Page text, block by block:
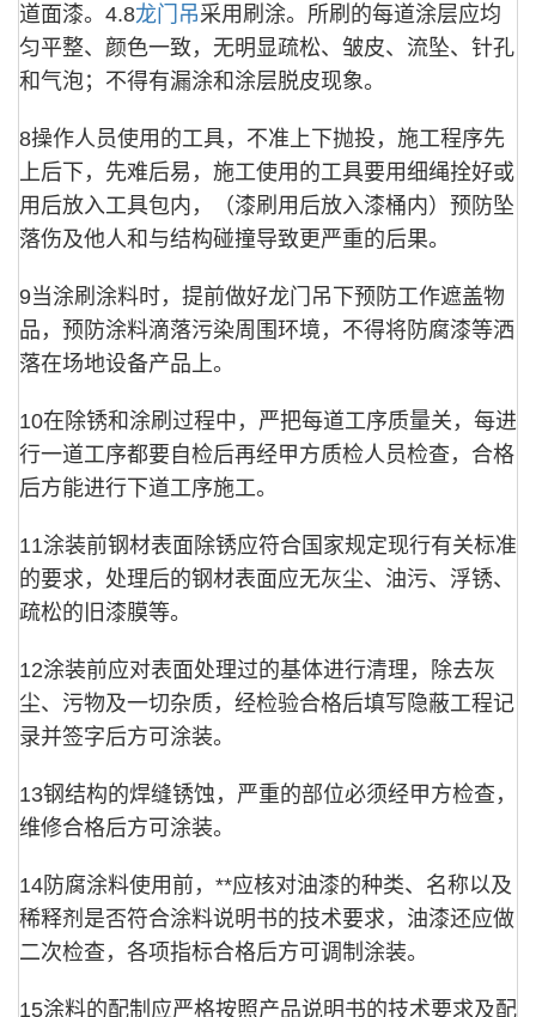
道面漆。4.8龙门吊采用刷涂。所刷的每道涂层应均
匀平整、颜色一致，无明显疏松、皱皮、流坠、针孔
和气泡；不得有漏涂和涂层脱皮现象。
8操作人员使用的工具，不准上下抛投，施工程序先
上后下，先难后易，施工使用的工具要用细绳拴好或
用后放入工具包内，（漆刷用后放入漆桶内）预防坠
落伤及他人和与结构碰撞导致更严重的后果。
9当涂刷涂料时，提前做好龙门吊下预防工作遮盖物
品，预防涂料滴落污染周围环境，不得将防腐漆等洒
落在场地设备产品上。
10在除锈和涂刷过程中，严把每道工序质量关，每进
行一道工序都要自检后再经甲方质检人员检查，合格
后方能进行下道工序施工。
11涂装前钢材表面除锈应符合国家规定现行有关标准
的要求，处理后的钢材表面应无灰尘、油污、浮锈、
疏松的旧漆膜等。
12涂装前应对表面处理过的基体进行清理，除去灰
尘、污物及一切杂质，经检验合格后填写隐蔽工程记
录并签字后方可涂装。
13钢结构的焊缝锈蚀，严重的部位必须经甲方检查，
维修合格后方可涂装。
14防腐涂料使用前，**应核对油漆的种类、名称以及
稀释剂是否符合涂料说明书的技术要求，油漆还应做
二次检查，各项指标合格后方可调制涂装。
15涂料的配制应严格按照产品说明书的技术要求及配